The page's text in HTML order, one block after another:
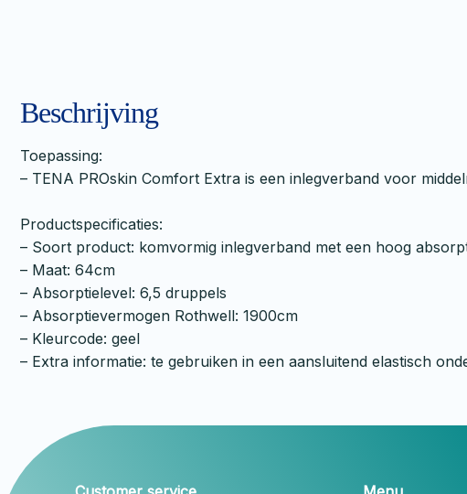
Beschrijving
Toepassing:
– TENA PROskin Comfort Extra is een inlegverband voor
Productspecificaties:
– Soort product: komvormig inlegverband met een hoog
– Maat: 64cm
– Absorptielevel: 6,5 druppels
– Absorptievermogen Rothwell: 1900cm
– Kleurcode: geel
– Extra informatie: te gebruiken in een aansluitend elastisch